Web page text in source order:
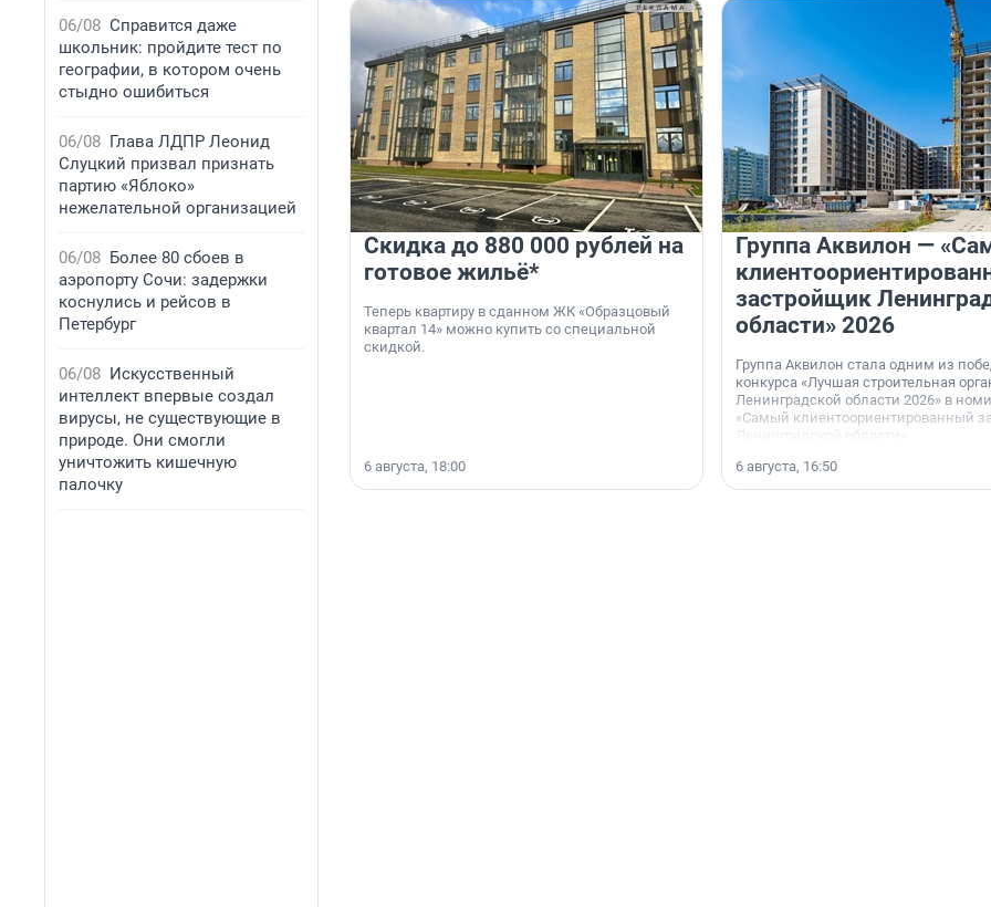
06/08 Справится даже
школьник: пройдите тест по
географии, в котором очень
стыдно ошибиться
06/08 Глава ЛДПР Леонид
Слуцкий призвал признать
партию «Яблоко»
нежелательной организацией
06/08 Более 80 сбоев в
аэропорту Сочи: задержки
коснулись и рейсов в
Петербург
06/08 Искусственный
интеллект впервые создал
вирусы, не существующие в
природе. Они смогли
уничтожить кишечную
палочку
Скидка до 880 000 рублей на
готовое жильё*
Теперь квартиру в сданном ЖК «Образцовый
квартал 14» можно купить со специальной
скидкой.
6 августа, 18:00
Группа Аквилон —
застройщик
области» 2026
Группа Аквилон стала одним из
конкурса «Лучшая строительная
Ленинградской области 2026» в
«Самый клиентоориентированный
Ленинградской области».
6 августа, 16:50